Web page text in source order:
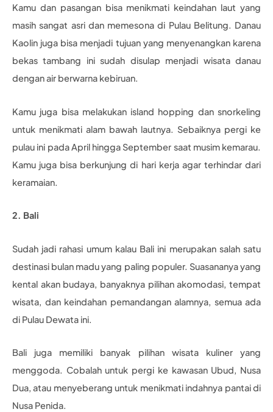
Kamu dan pasangan bisa menikmati keindahan laut yang
masih sangat asri dan memesona di Pulau Belitung. Danau
Kaolin juga bisa menjadi tujuan yang menyenangkan karena
bekas tambang ini sudah disulap menjadi wisata danau
dengan air berwarna kebiruan.
Kamu juga bisa melakukan island hopping dan snorkeling
untuk menikmati alam bawah lautnya. Sebaiknya pergi ke
pulau ini pada April hingga September saat musim kemarau.
Kamu juga bisa berkunjung di hari kerja agar terhindar dari
keramaian.
2. Bali
Sudah jadi rahasi umum kalau Bali ini merupakan salah satu
destinasi bulan madu yang paling populer. Suasananya yang
kental akan budaya, banyaknya pilihan akomodasi, tempat
wisata, dan keindahan pemandangan alamnya, semua ada
di Pulau Dewata ini.
Bali juga memiliki banyak pilihan wisata kuliner yang
menggoda. Cobalah untuk pergi ke kawasan Ubud, Nusa
Dua, atau menyeberang untuk menikmati indahnya pantai di
Nusa Penida.